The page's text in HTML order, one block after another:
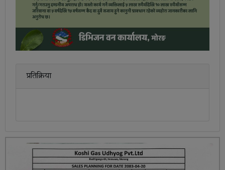
प्रतिक्रिया